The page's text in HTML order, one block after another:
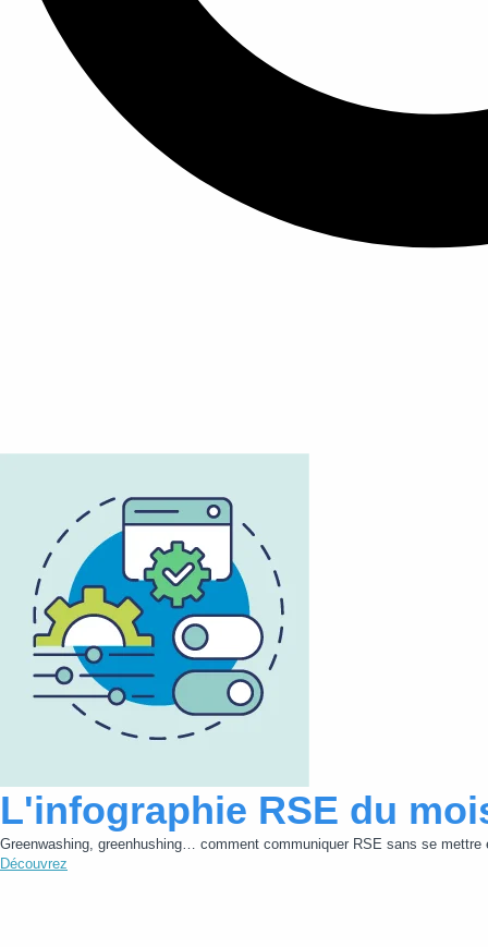
L'infographie RSE du
Greenwashing, greenhushing… comment communiquer RSE sans se mettre
Découvrez